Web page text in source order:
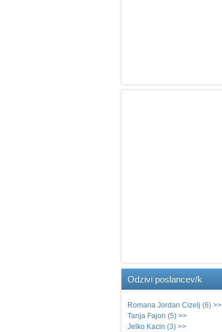
Odzivi poslancev/k
Romana Jordan Cizelj (6) >>
Tanja Fajon (5) >>
Jelko Kacin (3) >>